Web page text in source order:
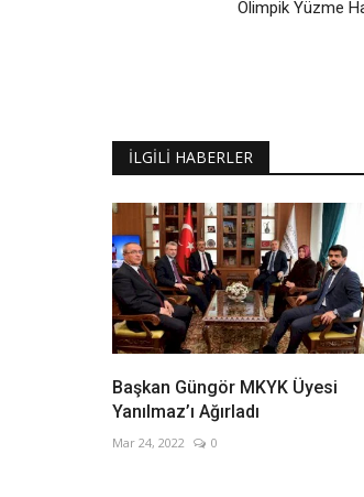
Olimpik Yüzme
İLGILI HABERLER
Başkan Güngör MKYK Üyesi
Yanılmaz’ı Ağırladı
Mar 24, 2022 0